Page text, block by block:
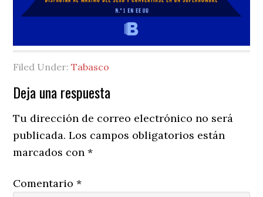
Filed Under:Tabasco
Reader
Interactions
Deja una respuesta
Tu dirección de correo electrónico no será
publicada. Los campos obligatorios están
marcados con*
Comentario*